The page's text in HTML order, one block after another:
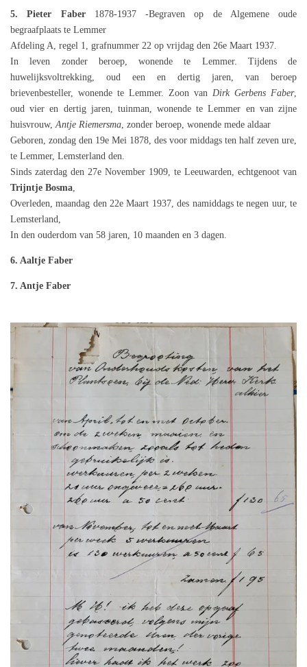
5. Pieter Faber 1878-1937 -Begraven op de Algemene oude
begraafplaats te Lemmer
Afdeling A, regel 1, grafnummer 22 op vrijdag den 26e Maart 1937.
In leven zonder beroep, wonende te Lemmer. Tijdens de
huwelijksvoltrekking, oud een en dertig jaren, van beroep
brievenbesteller, wonende te Lemmer. Zoon van Dirk Gerbens Faber,
oud vier en dertig jaren, tuinman, wonende te Lemmer en van zijne
huisvrouw, Antje Riemersma , zonder beroep, wonende mede aldaar
Geboren, zondag den 19e Mei 1878, des voor middags ten half zeven ure,
te Lemmer, Lemsterland den.
Sinds zaterdag den 27e November 1909, te Leeuwarden, echtgenoot van
Trijntje Bosma
Overleden, maandag den 22e Maart 1937, des namiddags te negen uur, te
Lemsterland,
In den ouderdom van 58 jaren, 10 maanden en 3 dagen.
6. Aaltje Faber
7. Antje Faber